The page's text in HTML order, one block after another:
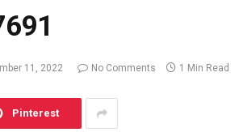
11, 2022 No Comments 1 Min Read
Pinterest